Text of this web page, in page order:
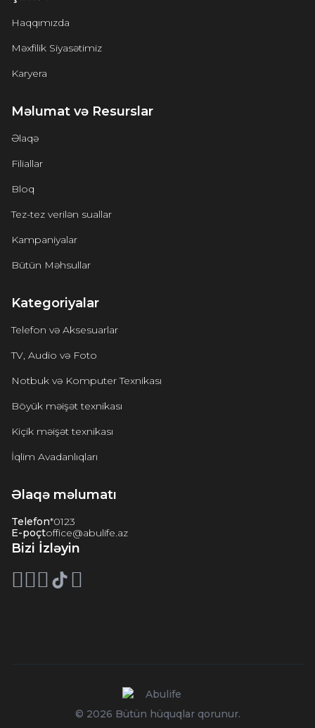
Haqqımızda
Məxfilik Siyasətimiz
Karyera
Məlumat və Resurslar
Əlaqə
Filiallar
Bloq
Tez-tez verilən suallar
Kampaniyalar
Bütün Məhsullar
Kategoriyalar
Telefon və Aksesuarlar
TV, Audio və Foto
Notbuk və Komputer Texnikası
Böyük məişət texnikası
Kiçik məişət texnikası
İqlim Avadanlıqları
Əlaqə məlumatı
Telefon*0123
E-poçtoffice@abulife.az
Bizi İzləyin
© 2026 Bütün hüquqlar qorunur.